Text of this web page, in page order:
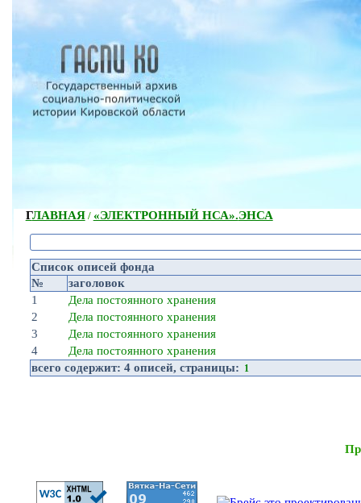
ГЛАВНАЯ/ «ЭЛЕКТРОННЫЙ НСА».ЭНСА
Список описей фонда
№
заголовок
1
Дела постоянного хранения
2
Дела постоянного хранения
3
Дела постоянного хранения
4
Дела постоянного хранения
всего содержит: 4 описей, страницы: 1